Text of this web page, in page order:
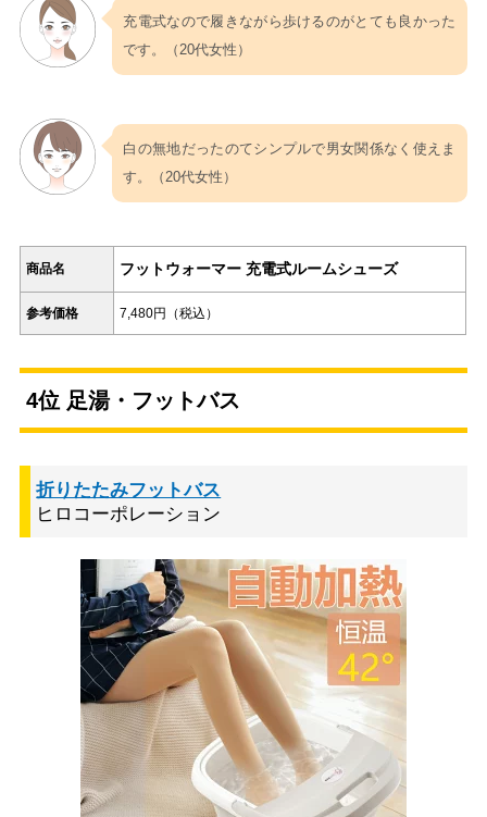
充電式なので履きながら歩けるのがとても良かった
です。（20代女性）
白の無地だったのてシンプルで男女関係なく使えま
す。（20代女性）
商品名 フットウォーマー 充電式ルームシューズ
参考価格 7,480円（税込）
4位 足湯・フットバス
折りたたみフットバス
ヒロコーポレーション